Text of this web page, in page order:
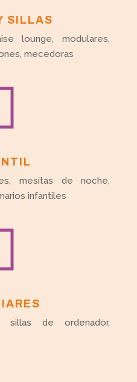
SILLAS
lounge, modulares,
mecedoras
mesitas de noche,
infantiles
sillas de ordenador,